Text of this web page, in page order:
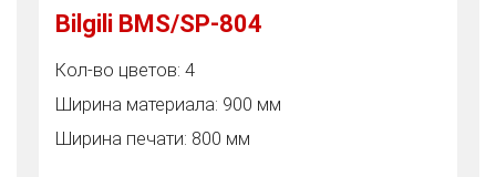
Bilgili BMS/SP-804
Кол-во цветов: 4
Ширина материала: 900 мм
Ширина печати: 800 мм